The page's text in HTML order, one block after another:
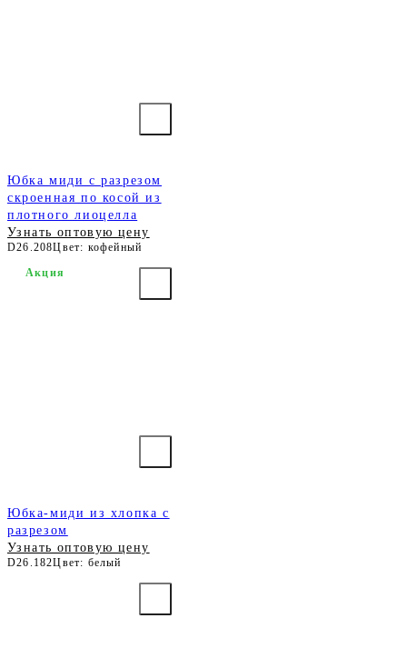
Юбка миди с разрезом
скроенная по косой из
плотного лиоцелла
Узнать оптовую цену
D26.208Цвет: кофейный
Юбка-миди из хлопка с
разрезом
Узнать оптовую цену
D26.182Цвет: белый
Акция